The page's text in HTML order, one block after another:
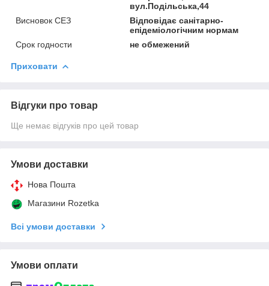
вул.Подільська,44
Висновок СЕЗ
Відповідає санітарно-
епідеміологічним нормам
Срок годности
не обмежений
Приховати
Відгуки про товар
Ще немає відгуків про цей товар
Умови доставки
Нова Пошта
Магазини Rozetka
Всі умови доставки
Умови оплати